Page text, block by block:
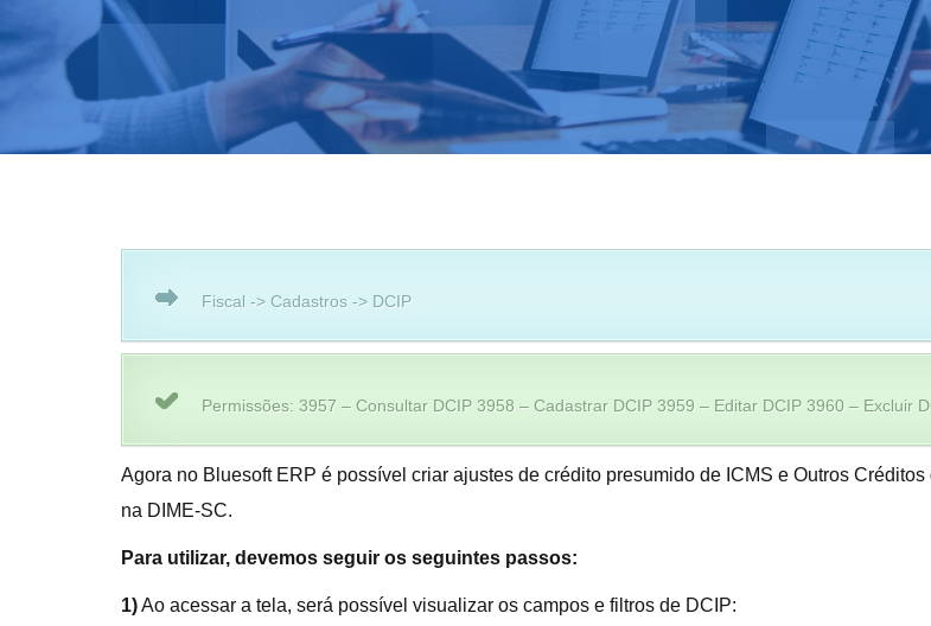
Fiscal -> Cadastros -> DCIP
Permissões: 3957 – Consultar DCIP 3958 – Cadastrar DCIP 3959 – Editar DCIP 3960 – Excluir
Agora no Bluesoft ERP é possível criar ajustes de crédito presumido de ICMS e Outros
na DIME-SC.
Para utilizar, devemos seguir os seguintes passos:
1)Ao acessar a tela, será possível visualizar os campos e filtros de DCIP: